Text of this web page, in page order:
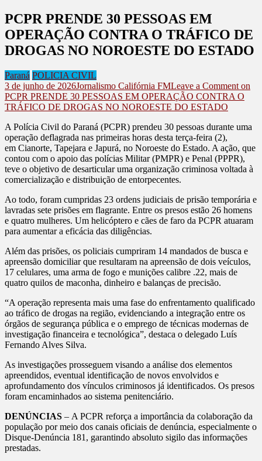
PCPR PRENDE 30 PESSOAS EM
OPERAÇÃO CONTRA O TRÁFICO DE
DROGAS NO NOROESTE DO ESTADO
Paraná POLICIA CIVIL
3 de junho de 2026Jornalismo Califórnia FMLeave a Comment on
PCPR PRENDE 30 PESSOAS EM OPERAÇÃO CONTRA O
TRÁFICO DE DROGAS NO NOROESTE DO ESTADO
A Polícia Civil do Paraná (PCPR) prendeu 30 pessoas durante uma
operação deflagrada nas primeiras horas desta terça-feira (2),
em Cianorte, Tapejara e Japurá, no Noroeste do Estado. A ação, que
contou com o apoio das polícias Militar (PMPR) e Penal (PPPR),
teve o objetivo de desarticular uma organização criminosa voltada à
comercialização e distribuição de entorpecentes.
Ao todo, foram cumpridas 23 ordens judiciais de prisão temporária e
lavradas sete prisões em flagrante. Entre os presos estão 26 homens
e quatro mulheres. Um helicóptero e cães de faro da PCPR atuaram
para aumentar a eficácia das diligências.
Além das prisões, os policiais cumpriram 14 mandados de busca e
apreensão domiciliar que resultaram na apreensão de dois veículos,
17 celulares, uma arma de fogo e munições calibre .22, mais de
quatro quilos de maconha, dinheiro e balanças de precisão.
“A operação representa mais uma fase do enfrentamento qualificado
ao tráfico de drogas na região, evidenciando a integração entre os
órgãos de segurança pública e o emprego de técnicas modernas de
investigação financeira e tecnológica”, destaca o delegado Luís
Fernando Alves Silva.
As investigações prosseguem visando a análise dos elementos
apreendidos, eventual identificação de novos envolvidos e
aprofundamento dos vínculos criminosos já identificados. Os presos
foram encaminhados ao sistema penitenciário.
DENÚNCIAS – A PCPR reforça a importância da colaboração da
população por meio dos canais oficiais de denúncia, especialmente o
Disque-Denúncia 181, garantindo absoluto sigilo das informações
prestadas.